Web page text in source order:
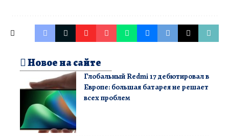
Новое на сайте
Глобальный Redmi 17 дебютировал в
Европе: большая батарея не решает
всех проблем